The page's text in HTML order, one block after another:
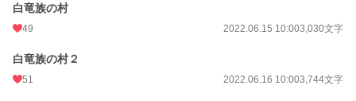
白竜族の村
49 2022.06.15 10:003,030文字
白竜族の村２
51 2022.06.16 10:003,744文字